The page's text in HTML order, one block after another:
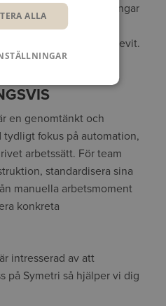
i sammanställningar
i assemblies
mellan Inventor och Revit.
en genomtänkt och
fokus på automation,
arbetssätt. För team
standardisera sina
manuella arbetsmoment
konkreta
intresserad av att
på Symetri så hjälper vi dig
ALLA